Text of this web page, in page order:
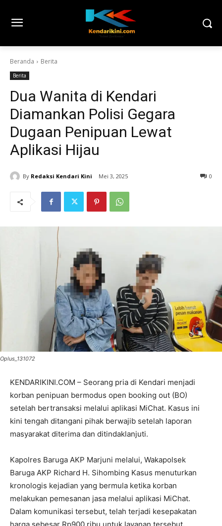
Beranda Berita
Berita
Dua Wanita di Kendari
Diamankan Polisi Gegara
Dugaan Penipuan Lewat
Aplikasi Hijau
By Redaksi Kendari Kini Mei 3, 2025 0
Oplus_131072
KENDARIKINI.COM – Seorang pria di Kendari menjadi
korban penipuan bermodus open booking out (BO)
setelah bertransaksi melalui aplikasi MiChat. Kasus ini
kini tengah ditangani pihak berwajib setelah laporan
masyarakat diterima dan ditindaklanjuti.
Kapolres Baruga AKP Marjuni melalui, Wakapolsek
Baruga AKP Richard H. Sihombing Kasus menuturkan
kronologis kejadian yang bermula ketika korban
melakukan pemesanan jasa melalui aplikasi MiChat.
Dalam komunikasi tersebut, telah terjadi kesepakatan